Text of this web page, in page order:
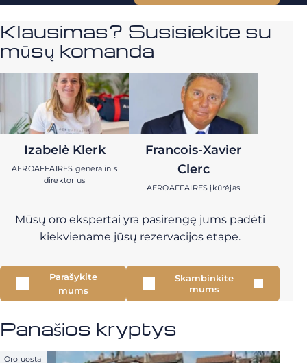
Klausimas? Susisiekite su
mūsų komanda
Izabelė Klerk
AEROAFFAIRES generalinis
direktorius
Francois-Xavier
Clerc
AEROAFFAIRES įkūrėjas
Mūsų oro ekspertai yra pasirengę jums padėti
kiekviename jūsų rezervacijos etape.
Parašykite
mums
Skambinkite
mums
Panašios kryptys
Oro uostai